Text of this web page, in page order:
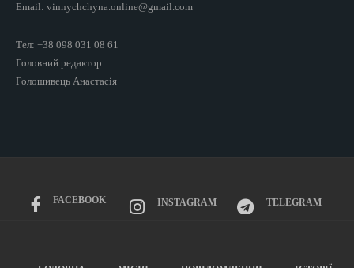
Email: vinnychchyna.online@gmail.com
Тел: +38 098 031 08 61
Головний редактор:
Голошивець Анастасія
FACEBOOK INSTAGRAM TELEGRAM